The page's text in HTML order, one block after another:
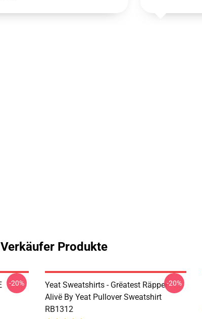
Produkte
-20%
Yeat Sweatshirts - Grëatest Räpper
Alivë By Yeat Pullover Sweatshirt
RB1312
-20%